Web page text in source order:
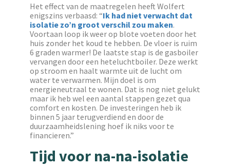
Het effect van de maatregelen heeft Wolfert
enigszins verbaasd: “Ik had niet verwacht dat
isolatie zo’n groot verschil zou maken.
Voortaan loop ik weer op blote voeten door het
huis zonder het koud te hebben. De vloer is ruim
6 graden warmer! De laatste stap is de gasboiler
vervangen door een heteluchtboiler. Deze werkt
op stroom en haalt warmte uit de lucht om
water te verwarmen. Mijn doel is om
energieneutraal te wonen. Dat is nog niet gelukt
maar ik heb wel een aantal stappen gezet qua
comfort en kosten. De investeringen heb ik
binnen 5 jaar terugverdiend en door de
duurzaamheidslening hoef ik niks voor te
financieren.”
Tijd voor na-na-isolatie